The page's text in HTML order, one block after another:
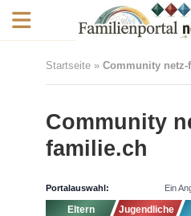
Startseite» Community netz-
Community
familie.ch
Portalauswahl: Ein
Eltern Jugendliche